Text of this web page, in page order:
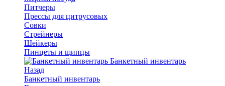
Питчеры
Прессы для цитрусовых
Совки
Стрейнеры
Шейкеры
Пинцеты и щипцы
Банкетный инвентарь
Назад
Банкетный инвентарь